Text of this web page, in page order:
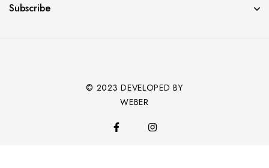
Subscribe
© 2023 DEVELOPED BY
WEBER